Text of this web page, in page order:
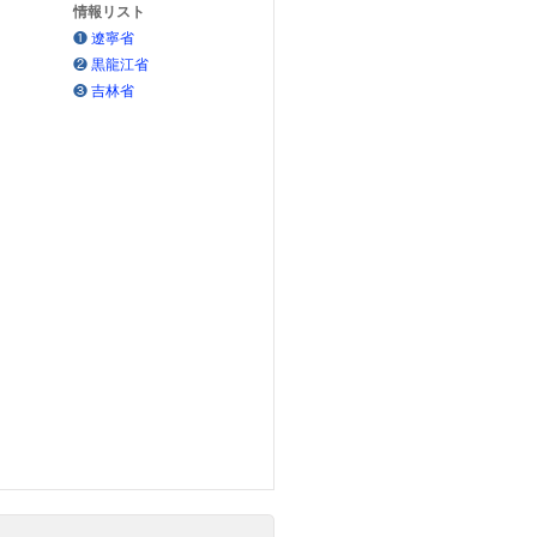
情報リスト
❶ 遼寧省
❷ 黒龍江省
❸ 吉林省